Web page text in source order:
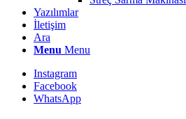
Yazılımlar
İletişim
Ara
Menu Menu
Instagram
Facebook
WhatsApp